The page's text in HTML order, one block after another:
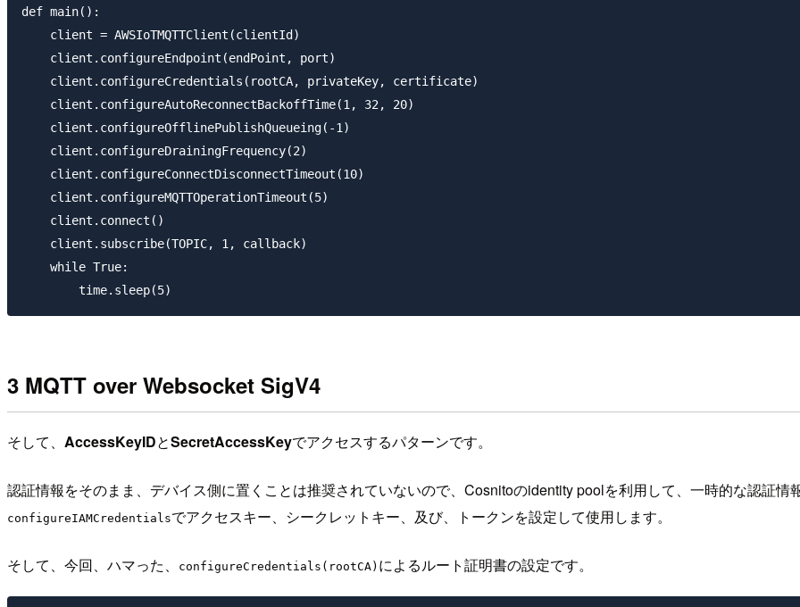
def main():
    client = AWSIoTMQTTClient(clientId)
    client.configureEndpoint(endPoint, port)
    client.configureCredentials(rootCA, privateKey, certificate)
    client.configureAutoReconnectBackoffTime(1, 32, 20)
    client.configureOfflinePublishQueueing(-1)
    client.configureDrainingFrequency(2)
    client.configureConnectDisconnectTimeout(10)
    client.configureMQTTOperationTimeout(5)
    client.connect()
    client.subscribe(TOPIC, 1, callback)
    while True:
3 MQTT over Websocket SigV4
そして、 AccessKeyIDとSecretAccessKeyでアクセスするパターンです。
認証情報をそのまま、デバイス側に置くことは推奨されていないので、Cosnitoのidentity poolを利用して、一時的な認証情
configureIAMCredentialsでアクセスキー、シークレットキー、及び、トークンを設定して使用します。
そして、今回、ハマった、 configureCredentials(rootCA) によるルート証明書の設定です。